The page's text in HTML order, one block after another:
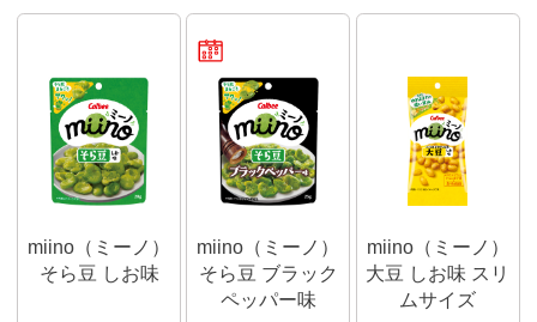
miino（ミーノ）
そら豆 しお味
miino（ミーノ）
そら豆 ブラック
ペッパー味
miino（ミーノ）
大豆 しお味 スリ
ムサイズ